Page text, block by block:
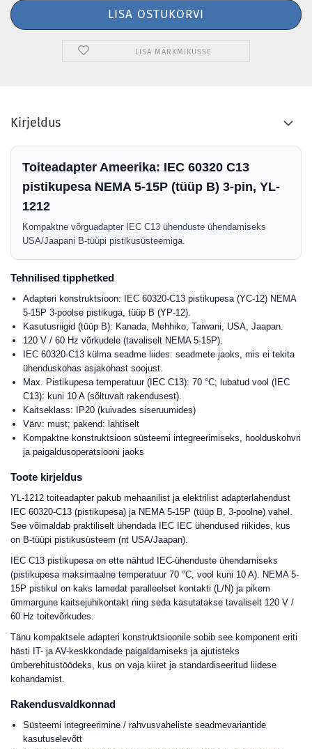
LISA MÄRKMIKUSSE
Kirjeldus
Toiteadapter Ameerika: IEC 60320 C13
pistikupesa NEMA 5-15P (tüüp B) 3-pin, YL-
1212
Kompaktne võrguadapter IEC C13 ühenduste ühendamiseks
USA/Jaapani B-tüüpi pistikusüsteemiga.
Tehnilised tipphetked
Adapteri konstruktsioon: IEC 60320-C13 pistikupesa (YC-12) NEMA
5-15P 3-poolse pistikuga, tüüp B (YP-12).
Kasutusriigid (tüüp B): Kanada, Mehhiko, Taiwani, USA, Jaapan.
120 V / 60 Hz võrkudele (tavaliselt NEMA 5-15P).
IEC 60320-C13 külma seadme liides: seadmete jaoks, mis ei tekita
ühenduskohas asjakohast soojust.
Max. Pistikupesa temperatuur (IEC C13): 70 °C; lubatud vool (IEC
C13): kuni 10 A (sõltuvalt rakendusest).
Kaitseklass: IP20 (kuivades siseruumides)
Värv: must; pakend: lahtiselt
Kompaktne konstruktsioon süsteemi integreerimiseks, hoolduskohvri
ja paigaldusoperatsiooni jaoks
Toote kirjeldus
YL-1212 toiteadapter pakub mehaanilist ja elektrilist adapterlahendust
IEC 60320-C13 (pistikupesa) ja NEMA 5-15P (tüüp B, 3-poolne) vahel.
See võimaldab praktiliselt ühendada IEC IEC ühendused riikides, kus
on B-tüüpi pistikusüsteem (nt USA/Jaapan).
IEC C13 pistikupesa on ette nähtud IEC-ühenduste ühendamiseks
(pistikupesa maksimaalne temperatuur 70 °C, vool kuni 10 A). NEMA 5-
15P pistikul on kaks lamedat paralleelset kontakti (L/N) ja pikem
ümmargune kaitsejuhikontakt ning seda kasutatakse tavaliselt 120 V /
60 Hz toitevõrkudes.
Tänu kompaktsele adapteri konstruktsioonile sobib see komponent eriti
hästi IT- ja AV-keskkondade paigaldamiseks ja ajutisteks
ümberehitustöödeks, kus on vaja kiiret ja standardiseeritud liidese
kohandamist.
Rakendusvaldkonnad
Süsteemi integreerimine / rahvusvaheliste seadmevariantide
kasutuselevõtt